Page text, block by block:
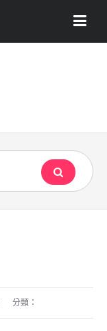
分類：